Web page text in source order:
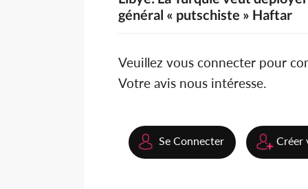
général « putschiste » Haftar
Veuillez vous connecter pour
Votre avis nous intéresse.
Se Connecter Créer